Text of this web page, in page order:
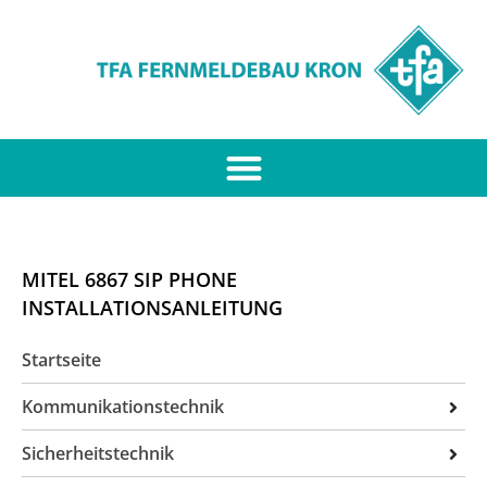
MITEL 6867 SIP PHONE
INSTALLATIONSANLEITUNG
Startseite
Kommunikationstechnik
ITK-Anlagen
Unified Communication
Sicherheitstechnik